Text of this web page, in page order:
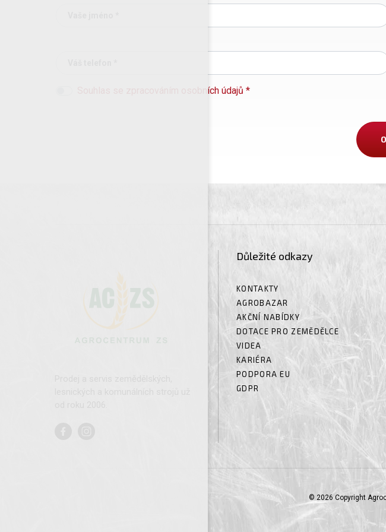
Souhlas se zpracováním osobních údajů *
Důležité odkazy
KONTAKTY
AGROBAZAR
AKČNÍ NABÍDKY
DOTACE PRO ZEMĚDĚLCE
VIDEA
KARIÉRA
PODPORA EU
GDPR
© 2026 Copyright